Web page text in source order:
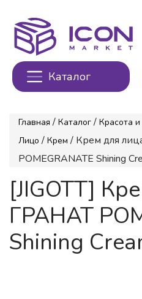
Каталог
Главная / Каталог / Красота
Лицо / Крем / Крем для
POMEGRANATE Shining
[JIGOTT]
ГРАНАТ
Shining